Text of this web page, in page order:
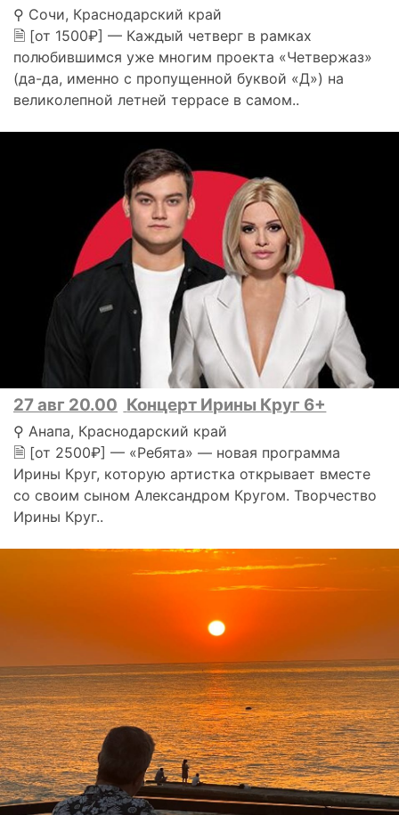
⚲ Сочи, Краснодарский край
🗎 [от 1500₽] — Каждый четверг в рамках
полюбившимся уже многим проекта «Четвержаз»
(да-да, именно с пропущенной буквой «Д») на
великолепной летней террасе в самом..
27 авг 20.00 Концерт Ирины Круг 6+
⚲ Анапа, Краснодарский край
🗎 [от 2500₽] — «Ребята» — новая программа
Ирины Круг, которую артистка открывает вместе
со своим сыном Александром Кругом. Творчество
Ирины Круг..